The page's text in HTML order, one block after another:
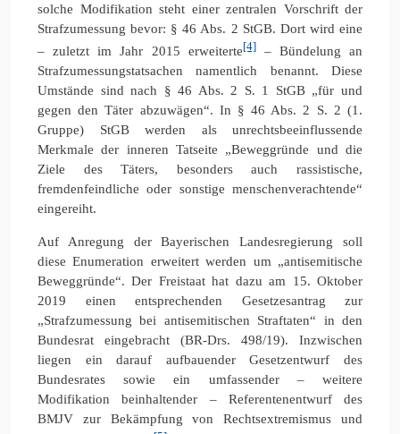
solche Modifikation steht einer zentralen Vorschrift der
Strafzumessung bevor: § 46 Abs. 2 StGB. Dort wird eine
– zuletzt im Jahr 2015 erweiterte[4]– Bündelung an
Strafzumessungstatsachen namentlich benannt. Diese
Umstände sind nach § 46 Abs. 2 S. 1 StGB „für und
gegen den Täter abzuwägen“. In § 46 Abs. 2 S. 2 (1.
Gruppe) StGB werden als unrechtsbeeinflussende
Merkmale der inneren Tatseite „Beweggründe und die
Ziele des Täters, besonders auch rassistische,
fremdenfeindliche oder sonstige menschenverachtende“
eingereiht.
Auf Anregung der Bayerischen Landesregierung soll
diese Enumeration erweitert werden um „antisemitische
Beweggründe“. Der Freistaat hat dazu am 15. Oktober
2019 einen entsprechenden Gesetzesantrag zur
„Strafzumessung bei antisemitischen Straftaten“ in den
Bundesrat eingebracht (BR-Drs. 498/19). Inzwischen
liegen ein darauf aufbauender Gesetzentwurf des
Bundesrates sowie ein umfassender – weitere
Modifikation beinhaltender – Referentenentwurf des
BMJV zur Bekämpfung von Rechtsextremismus und